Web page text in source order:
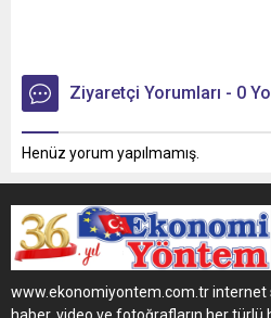
Ziyaretçi Yorumları - 0
Henüz yorum yapılmamış.
www.ekonomiyontem.com.tr internet
haber, video ve fotoğrafların her türlü